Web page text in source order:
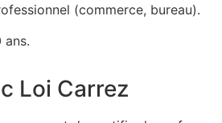
(commerce, bureau).
ans.
Loi Carrez